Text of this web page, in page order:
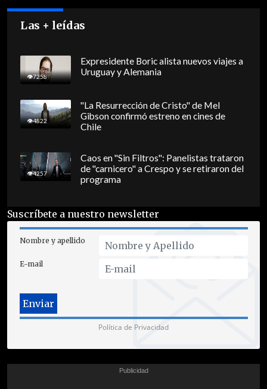
Las + leídas
7258
Expresidente Boric alista nuevos viajes a
Uruguay y Alemania
4822
"La Resurrección de Cristo" de Mel
Gibson confirmó estreno en cines de
Chile
4257
Caos en "Sin Filtros": Panelistas trataron
de "carnicero" a Crespo y se retiraron del
programa
Suscríbete a nuestro newsletter
Nombre y apellido
E-mail
Política de Privacidad